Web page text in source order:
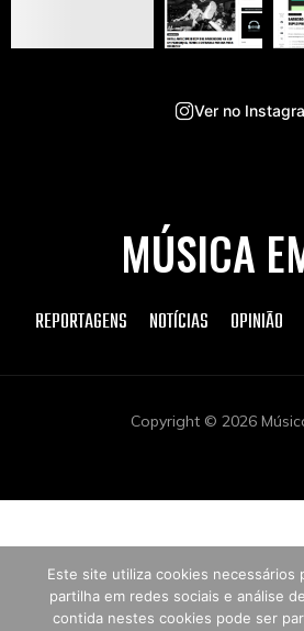
Ver no
MÚSICA
REPORTAGENS NOTÍCIAS OPINIÃO
Copyright © 2026
Este site utiliza cookies necessários
partilha em redes sociais e análise
contida nestes cookies pode ser